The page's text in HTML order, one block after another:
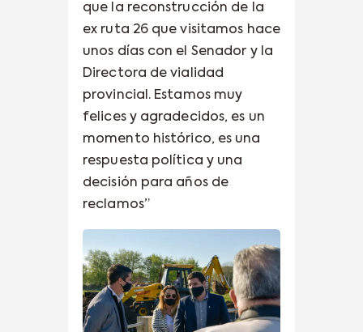
que la reconstrucción de la
ex ruta 26 que visitamos hace
unos días con el Senador y la
Directora de vialidad
provincial. Estamos muy
felices y agradecidos, es un
momento histórico, es una
respuesta política y una
decisión para años de
reclamos”